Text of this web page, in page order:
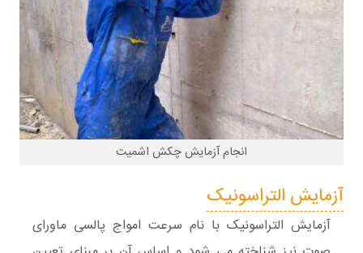
انجام آزمایش چکش اشمیت
آزمایش التراسونیک
آزمایش التراسونیک با نام سرعت امواج پالسی ماورای